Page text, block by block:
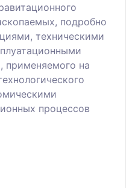
подробно
техническими
применяемого на
процессов